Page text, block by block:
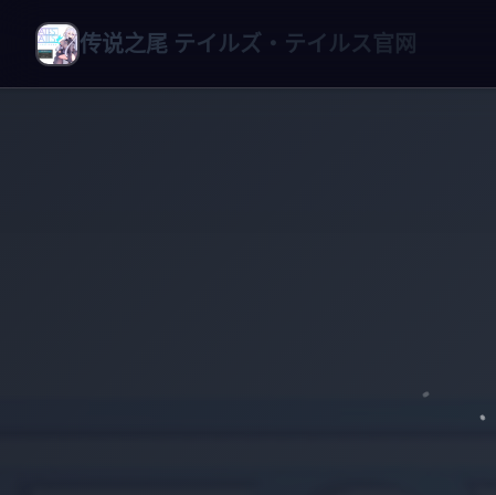
传说之尾 テイルズ・テイルス官网